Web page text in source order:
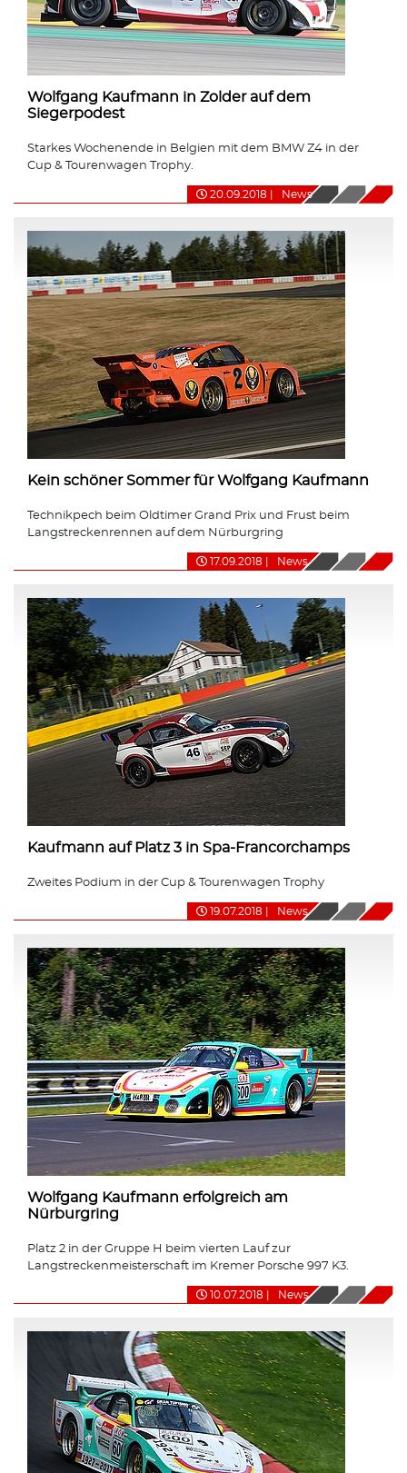
Wolfgang Kaufmann in Zolder auf dem
Siegerpodest
Starkes Wochenende in Belgien mit dem BMW Z4 in der
Cup & Tourenwagen Trophy.
20.09.2018 News
Kein schöner Sommer für Wolfgang Kaufmann
Technikpech beim Oldtimer Grand Prix und Frust beim
Langstreckenrennen auf dem Nürburgring
17.09.2018 News
Kaufmann auf Platz 3 in Spa-Francorchamps
Zweites Podium in der Cup & Tourenwagen Trophy
19.07.2018 News
Wolfgang Kaufmann erfolgreich am
Nürburgring
Platz 2 in der Gruppe H beim vierten Lauf zur
Langstreckenmeisterschaft im Kremer Porsche 997 K3.
10.07.2018 News